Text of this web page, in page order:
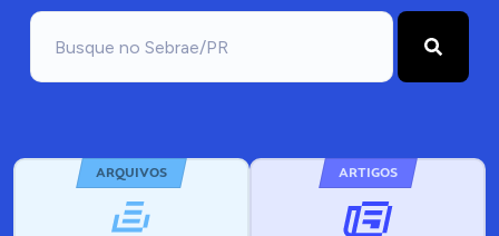
ARQUIVOS ARTIGOS